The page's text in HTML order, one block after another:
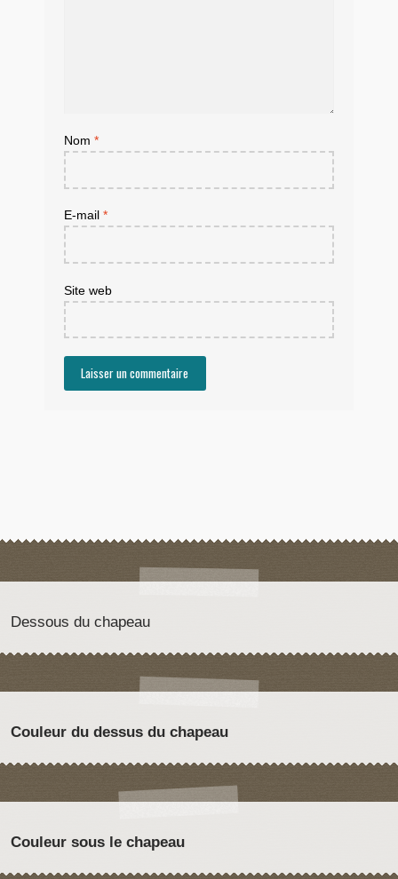
Nom *
E-mail *
Site web
Dessous du chapeau
Couleur du dessus du chapeau
Couleur sous le chapeau